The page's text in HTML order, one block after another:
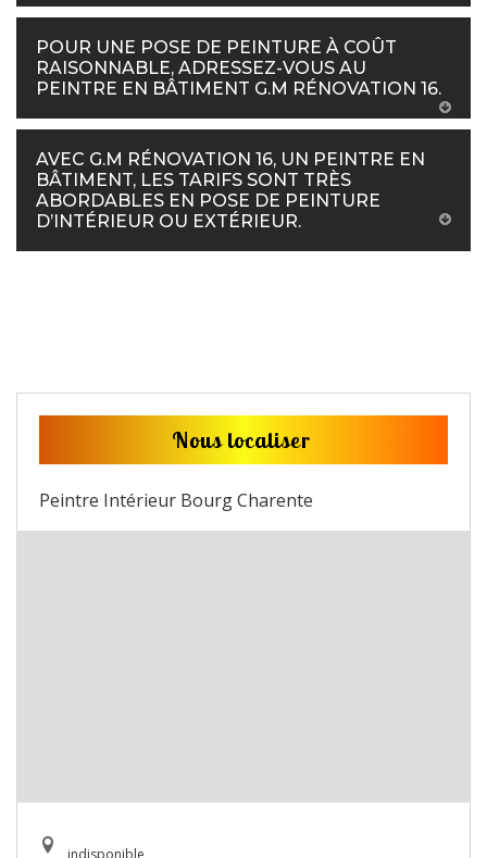
POUR UNE POSE DE PEINTURE À COÛT
RAISONNABLE, ADRESSEZ-VOUS AU
PEINTRE EN BÂTIMENT G.M RÉNOVATION 16.
AVEC G.M RÉNOVATION 16, UN PEINTRE EN
BÂTIMENT, LES TARIFS SONT TRÈS
ABORDABLES EN POSE DE PEINTURE
D’INTÉRIEUR OU EXTÉRIEUR.
Nous localiser
Peintre Intérieur Bourg Charente
indisponible